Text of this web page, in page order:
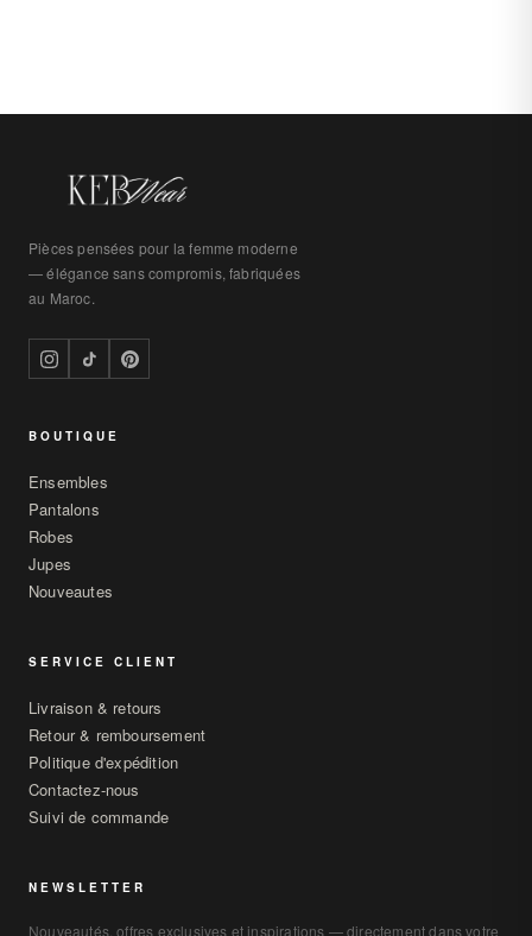
Pièces pensées pour la femme moderne
— élégance sans compromis, fabriquées
au Maroc.
BOUTIQUE
Ensembles
Pantalons
Robes
Jupes
Nouveautes
SERVICE CLIENT
Livraison & retours
Retour & remboursement
Politique d'expédition
Contactez-nous
Suivi de commande
NEWSLETTER
Nouveautés, offres exclusives et inspirations — directement dans votre